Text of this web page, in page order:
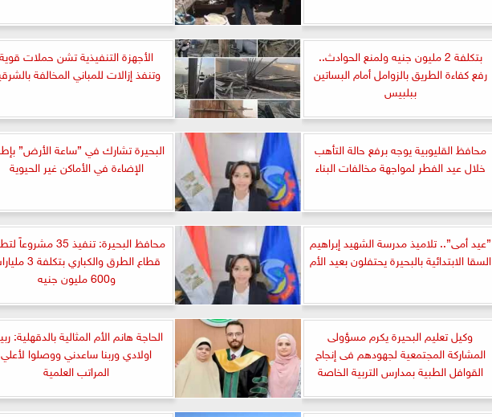
بتكلفة 2 مليون جنيه ولمنع الحوادث..
رفع كفاءة الطريق بالزوامل أمام البساتين
ببلبيس
الأجهزة التنفيذية تشن حملات قوية
وتنفذ إزالات للمباني المخالفة
محافظ القليوبية يوجه برفع حالة التأهب
خلال عيد الفطر لمواجهة مخالفات البناء
البحيرة تشارك في ”ساعة الأرض”
الإضاءة في الأماكن غير الحيوية
”عيد أمى”.. تلاميذ مدرسة الشهيد إبراهيم
السقا الابتدائية بالبحيرة يحتفلون بعيد الأم
محافظ البحيرة: تنفيذ 35
قطاع الطرق والكباري
و600 مليون جنيه
وكيل تعليم البحيرة يكرم مسؤولى
المشاركة المجتمعية لجهودهم فى إنجاح
القوافل الطبية بمدارس التربية الخاصة
الحاجة هانم الأم المثالية بالدقهلية:
اولادي وربنا ساعدني ووصلوا لأعلي
المراتب العلمية